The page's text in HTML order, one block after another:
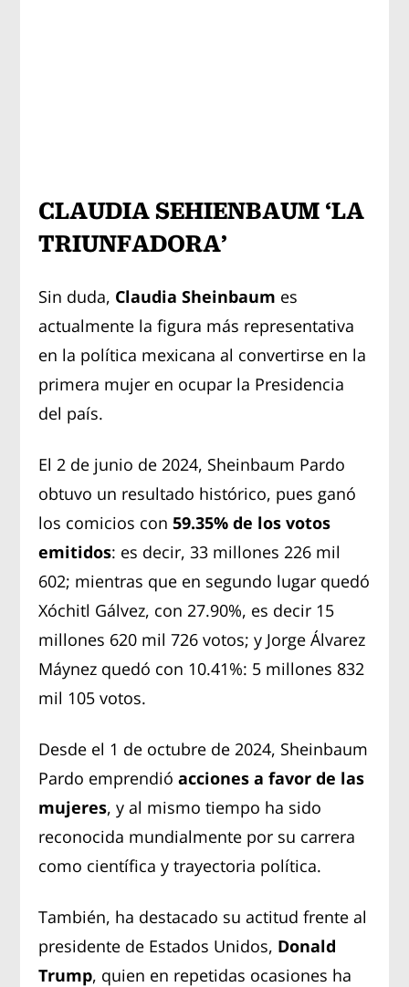
CLAUDIA SEHIENBAUM ‘LA
TRIUNFADORA’
Sin duda, Claudia Sheinbaum es
actualmente la figura más representativa
en la política mexicana al convertirse en la
primera mujer en ocupar la Presidencia
del país.
El 2 de junio de 2024, Sheinbaum Pardo
obtuvo un resultado histórico, pues ganó
los comicios con59.35% de los votos
emitidos: es decir, 33 millones 226 mil
602; mientras que en segundo lugar quedó
Xóchitl Gálvez, con 27.90%, es decir 15
millones 620 mil 726 votos; y Jorge Álvarez
Máynez quedó con 10.41%: 5 millones 832
mil 105 votos.
Desde el 1 de octubre de 2024, Sheinbaum
Pardo emprendióacciones a favor de las
mujeres, y al mismo tiempo ha sido
reconocida mundialmente por su carrera
como científica y trayectoria política.
También, ha destacado su actitud frente al
presidente de Estados Unidos, Donald
Trump, quien en repetidas ocasiones ha